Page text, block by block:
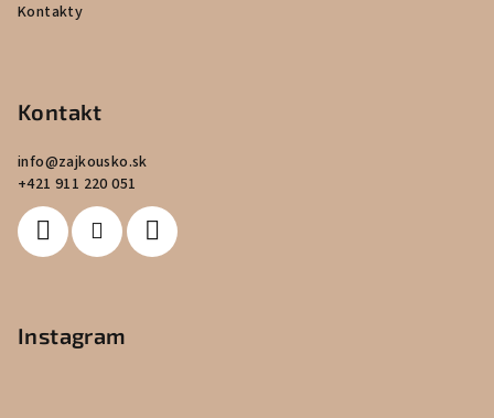
Kontakty
Kontakt
info@zajkousko.sk
+421 911 220 051
Instagram